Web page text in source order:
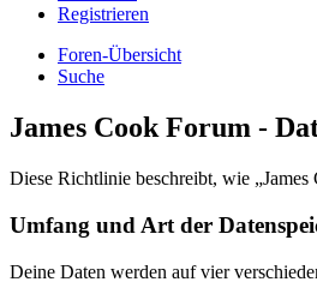
Registrieren
Foren-Übersicht
Suche
James Cook Forum -
Diese Richtlinie beschreibt, wie
Umfang und Art der
Deine Daten werden auf vier